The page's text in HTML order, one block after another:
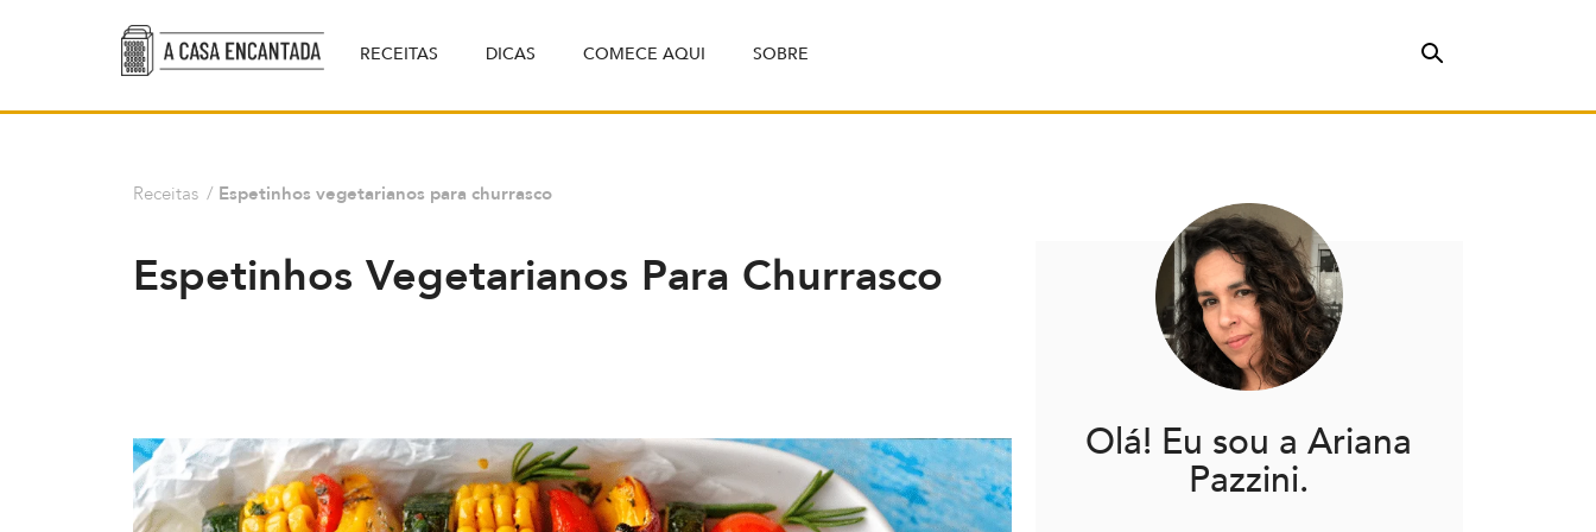
RECEITAS DICAS COMECE AQUI SOBRE
Receitas / Espetinhos vegetarianos para churrasco
Espetinhos Vegetarianos Para Churrasco
Olá! Eu sou a Ariana
Pazzini.